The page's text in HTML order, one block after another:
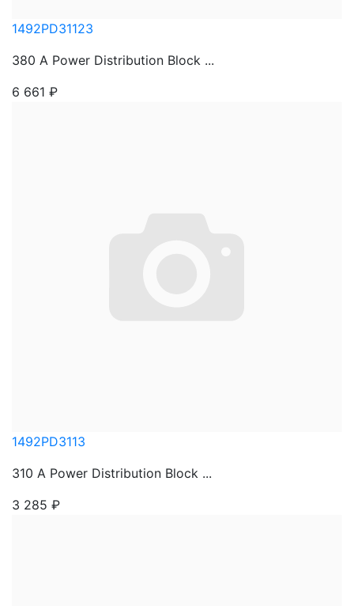
1492PD31123
380 A Power Distribution Block ...
6 661 ₽
1492PD3113
310 A Power Distribution Block ...
3 285 ₽